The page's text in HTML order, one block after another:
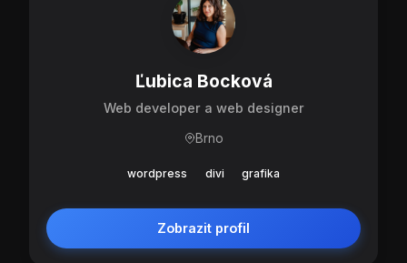
Ľubica Bocková
Web developer a web designer
Brno
wordpress divi grafika
Zobrazit profil